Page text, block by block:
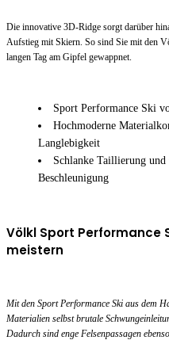
Die innovative 3D-Ridge sorgt darüber
Aufstieg mit Skiern. So sind Sie mit den
langen Tag am Gipfel gewappnet.
Sport Performance Ski
Hochmoderne
Langlebigkeit
Schlanke Taillierung
Beschleunigung
Völkl Sport Performance
meistern
Mit den Sport Performance Ski aus dem
Materialien selbst brutale
Dadurch sind enge Felsenpassagen